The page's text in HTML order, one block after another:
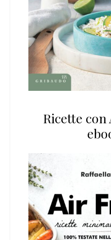
Ricette con